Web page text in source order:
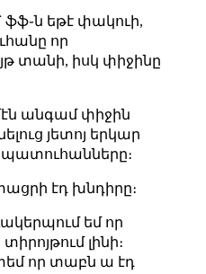
ֆֆ֊ն եթէ փակուի,
որ
տանի, իսկ փիջինը
անգամ փիջին
յետոյ երկար
պատուհանները։
էդ խնդիրը։
եմ որ
լինի։
որ տաբն ա էդ